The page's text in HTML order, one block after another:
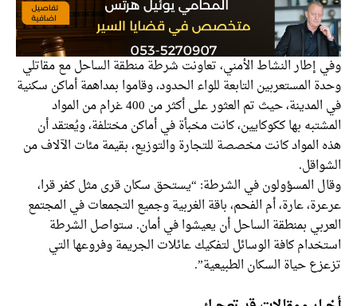
وفي إطار النشاط الأمني، تعاونت شرطة منطقة الساحل مع مقاتلي
وحدة المستعربين التابعة للواء الحدود، وقاموا بمداهمة أماكن سكنية
في المدينة، حيث تم العثور على أكثر من 400 غرام من المواد
المشتبه بها ككوكايين، كانت مخبأة في أماكن مختلفة، ويُعتقد أن
هذه المواد كانت مخصصة للتجارة والتوزيع، بقيمة مئات الآلاف من
الشواقل.
وقال المسؤولون في الشرطة: “يستحق سكان قرى مثل كفر قرا،
عرعرة، عارة، أم الفحم، باقة الغربية وجميع التجمعات في المجتمع
العربي بمنطقة الساحل أن يعيشوا في أمان. ستواصل الشرطة
استخدام كافة الوسائل لتفكيك عائلات الجريمة وفروعها التي
تزعزع حياة السكان الطبيعية”.